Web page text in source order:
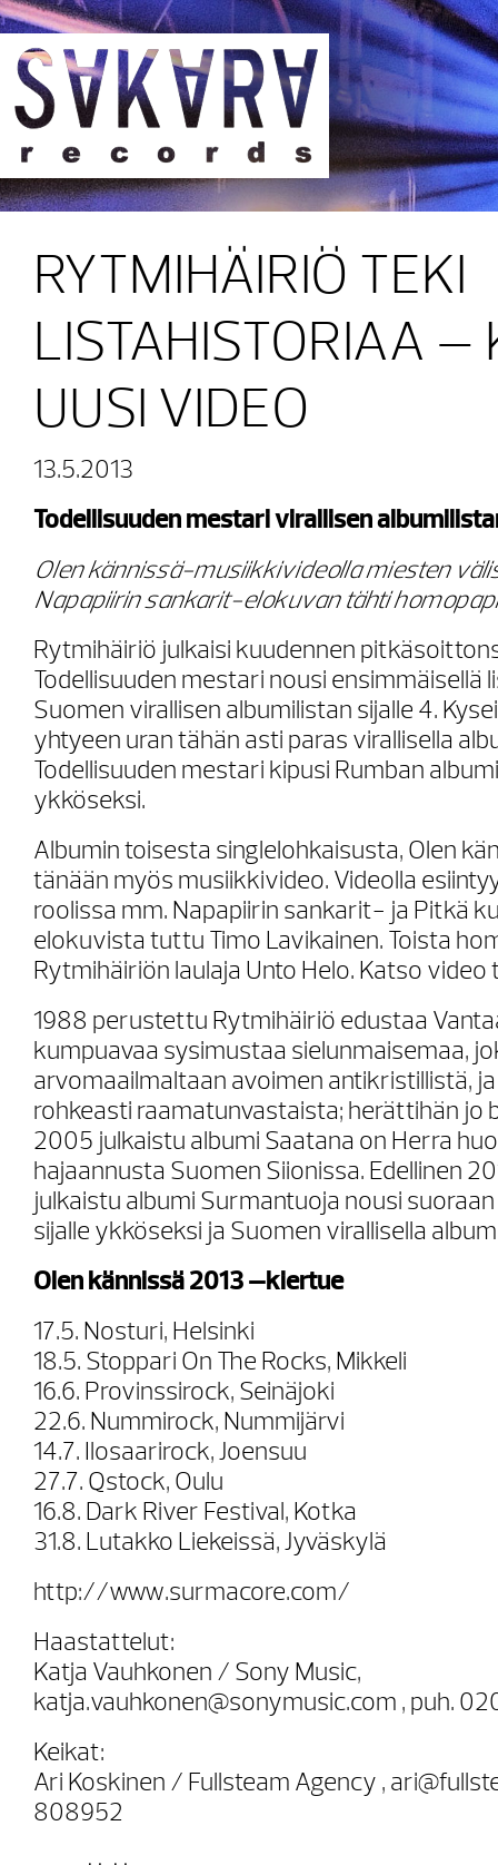
Sakara Records
RYTMIHÄIRIÖ TEKI
LISTAHISTORIAA –
UUSI VIDEO
13.5.2013
Todellisuuden mestari virallisen
Olen kännissä-musiikkivideolla miesten
Napapiirin sankarit-elokuvan tähti
Rytmihäiriö julkaisi kuudennen
Todellisuuden mestari nousi ensimmäisellä
Suomen virallisen albumilistan sijalle 4.
yhtyeen uran tähän asti paras virallisella
Todellisuuden mestari kipusi Rumban
ykköseksi.
Albumin toisesta singlelohkaisusta, Olen
tänään myös musiikkivideo. Videolla
roolissa mm. Napapiirin sankarit- ja Pitkä
elokuvista tuttu Timo Lavikainen. Toista
Rytmihäiriön laulaja Unto Helo. Katso video
1988 perustettu Rytmihäiriö edustaa
kumpuavaa sysimustaa sielunmaisemaa,
arvomaailmaltaan avoimen antikristillistä,
rohkeasti raamatunvastaista; herättihän jo
2005 julkaistu albumi Saatana on Herra
hajaannusta Suomen Siionissa. Edellinen
julkaistu albumi Surmantuoja nousi
sijalle ykköseksi ja Suomen virallisella
Olen kännissä 2013 –kiertue
17.5. Nosturi, Helsinki
18.5. Stoppari On The Rocks, Mikkeli
16.6. Provinssirock, Seinäjoki
22.6. Nummirock, Nummijärvi
14.7. Ilosaarirock, Joensuu
27.7. Qstock, Oulu
16.8. Dark River Festival, Kotka
31.8. Lutakko Liekeissä, Jyväskylä
http://www.surmacore.com/
Haastattelut:
Katja Vauhkonen / Sony Music,
katja.vauhkonen@sonymusic.com , puh.
Keikat:
Ari Koskinen / Fullsteam Agency ,
808952